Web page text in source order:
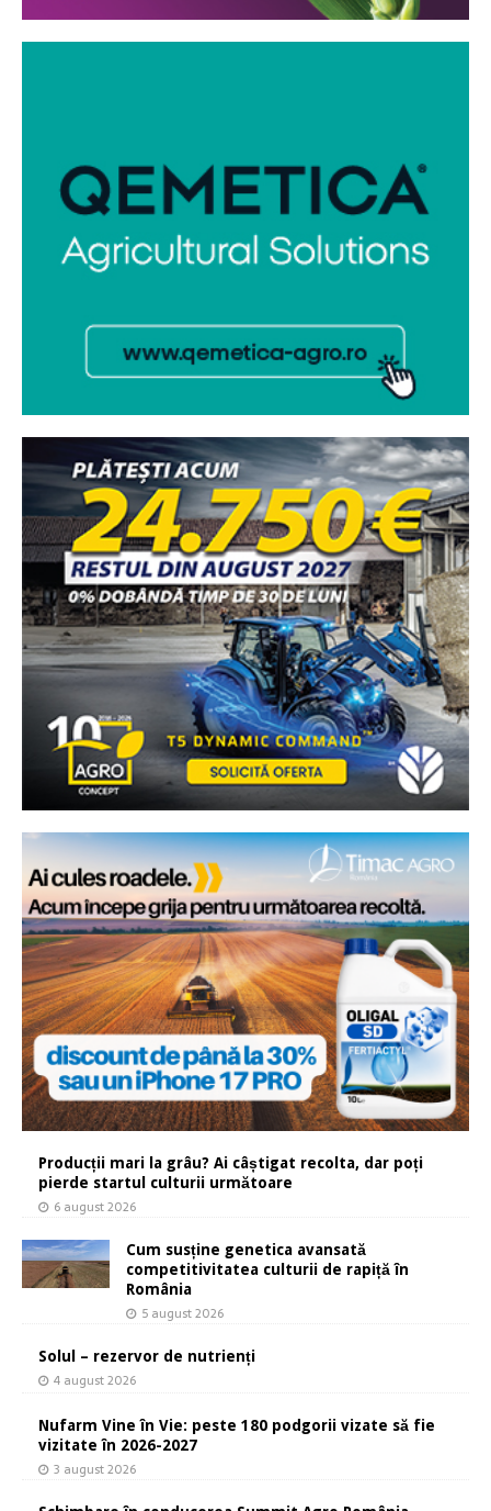
Producții mari la grâu? Ai câștigat recolta, dar poți
pierde startul culturii următoare
6 august 2026
Cum susține genetica avansată
competitivitatea culturii de rapiță în
România
5 august 2026
Solul – rezervor de nutrienți
4 august 2026
Nufarm Vine în Vie: peste 180 podgorii vizate să fie
vizitate în 2026-2027
3 august 2026